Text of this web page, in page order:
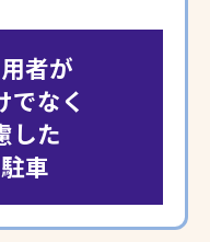
者が
でなく
した
車